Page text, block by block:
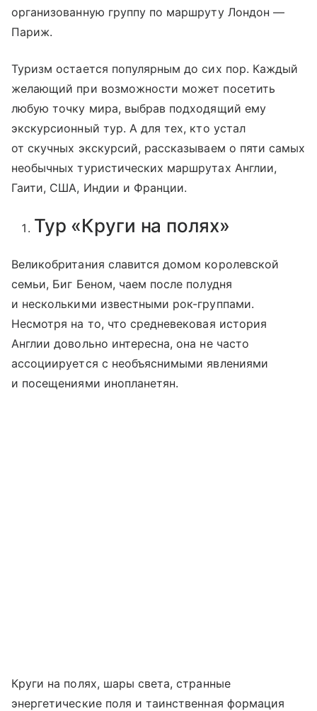
организованную группу по маршруту Лондон —
Париж.
Туризм остается популярным до сих пор. Каждый
желающий при возможности может посетить
любую точку мира, выбрав подходящий ему
экскурсионный тур. А для тех, кто устал
от скучных экскурсий, рассказываем о пяти самых
необычных туристических маршрутах Англии,
Гаити, США, Индии и Франции.
Тур «Круги на полях»
Великобритания славится домом королевской
семьи, Биг Беном, чаем после полудня
и несколькими известными рок-группами.
Несмотря на то, что средневековая история
Англии довольно интересна, она не часто
ассоциируется с необъяснимыми явлениями
и посещениями инопланетян.
Круги на полях, шары света, странные
энергетические поля и таинственная формация